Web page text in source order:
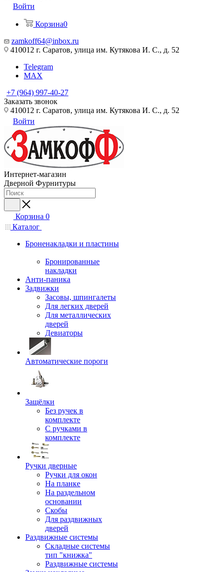
Войти
Корзина0
zamkoff64@inbox.ru
410012 г. Саратов, улица им. Кутякова И. С., д. 52
Telegram
MAX
+7 (964) 997-40-27
Заказать звонок
410012 г. Саратов, улица им. Кутякова И. С., д. 52
Войти
Интернет-магазин
Дверной Фурнитуры
Корзина 0
Каталог
Броненакладки и пластины
Бронированные
накладки
Анти-паника
Задвижки
Засовы, шпингалеты
Для легких дверей
Для металлических
дверей
Девиаторы
Автоматические пороги
Защёлки
Без ручек в
комплекте
С ручками в
комплекте
Ручки дверные
Ручки для окон
На планке
На раздельном
основании
Скобы
Для раздвижных
дверей
Раздвижные системы
Складные системы
тип "книжка"
Раздвижные системы